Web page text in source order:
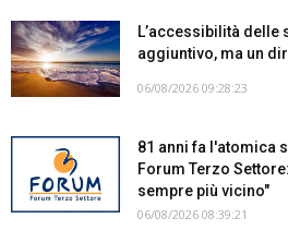
L’accessibilità delle
aggiuntivo, ma un
06/08/2026 09:28:23
81 anni fa l'atomica
Forum Terzo
sempre più vicino"
06/08/2026 08:39:21